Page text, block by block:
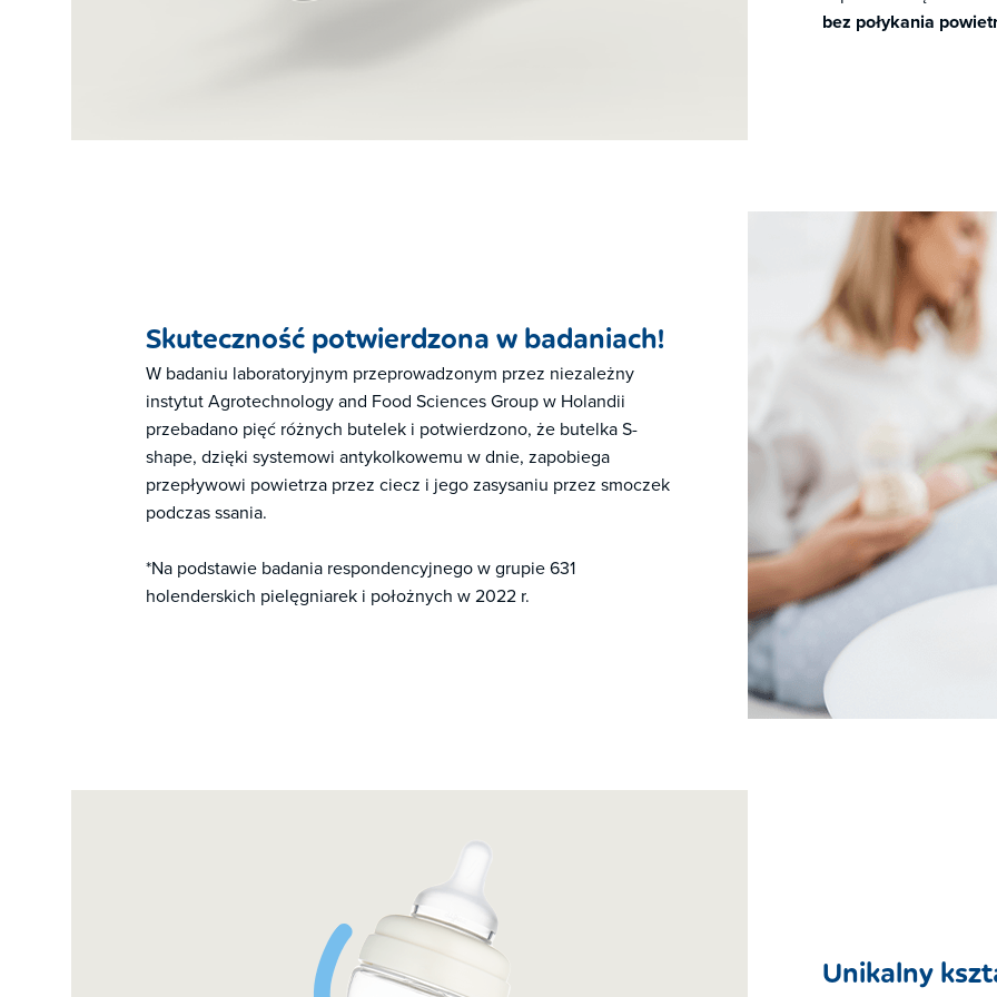
bez połykania
Skuteczność potwierdzona w badaniach!
W badaniu laboratoryjnym przeprowadzonym przez niezależny
instytut Agrotechnology and Food Sciences Group w Holandii
przebadano pięć różnych butelek i potwierdzono, że butelka S-
shape, dzięki systemowi antykolkowemu w dnie, zapobiega
przepływowi powietrza przez ciecz i jego zasysaniu przez smoczek
podczas ssania.
*Na podstawie badania respondencyjnego w grupie 631
holenderskich pielęgniarek i położnych w 2022 r.
Unikalny